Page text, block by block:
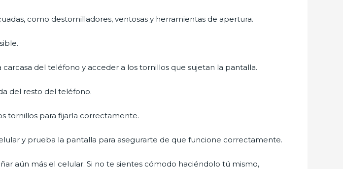
como destornilladores, ventosas y herramientas de apertura.
del teléfono y acceder a los tornillos que sujetan la pantalla.
del resto del teléfono.
tornillos para fijarla correctamente.
y prueba la pantalla para asegurarte de que funcione correctamente.
aún más el celular. Si no te sientes cómodo haciéndolo tú mismo,